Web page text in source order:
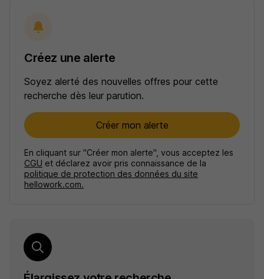
Créez une alerte
Soyez alerté des nouvelles offres pour cette
recherche dès leur parution.
Créer mon alerte
En cliquant sur "Créer mon alerte", vous acceptez les
CGU et déclarez avoir pris connaissance de la
politique de protection des données du site
hellowork.com.